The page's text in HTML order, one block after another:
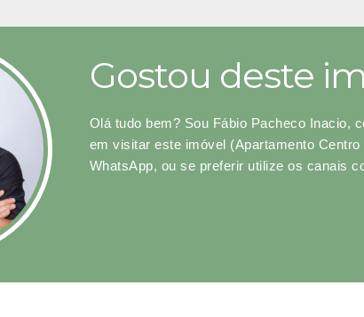
Gostou deste
Olá tudo bem? Sou Fábio Pacheco Inacio,
em visitar este imóvel (Apartamento
WhatsApp, ou se preferir utilize os canais